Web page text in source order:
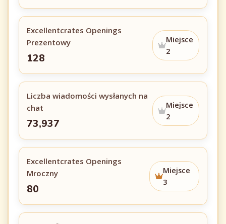
Excellentcrates Openings
Prezentowy
128
Miejsce
2
Liczba wiadomości wysłanych na
chat
73,937
Miejsce
2
Excellentcrates Openings
Mroczny
80
Miejsce
3